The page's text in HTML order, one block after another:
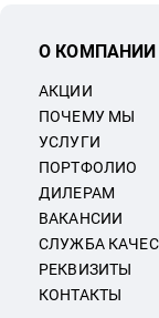
О КОМПАНИИ
АКЦИИ
ПОЧЕМУ МЫ
УСЛУГИ
ПОРТФОЛИО
ДИЛЕРАМ
ВАКАНСИИ
СЛУЖБА
РЕКВИЗИТЫ
КОНТАКТЫ